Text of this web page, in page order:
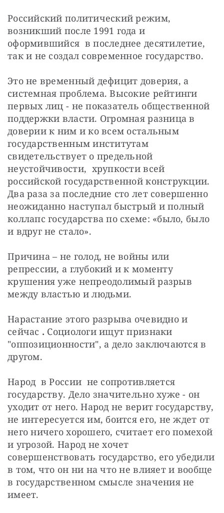
Российский политический режим,
возникший после 1991 года и
оформившийся  в последнее десятилетие,
так и не создал современное государство.
Это не временный дефицит доверия, а
системная проблема. Высокие рейтинги
первых лиц - не показатель общественной
поддержки власти. Огромная разница в
доверии к ним и ко всем остальным
государственным институтам
свидетельствует о предельной
неустойчивости,  хрупкости всей
российской государственной конструкции.
Два раза за последние сто лет совершенно
неожиданно наступал быстрый и полный
коллапс государства по схеме: «было, было
и вдруг не стало».
Причина – не голод, не войны или
репрессии, а глубокий и к моменту
крушения уже непреодолимый разрыв
между властью и людьми.
Нарастание этого разрыва очевидно и
сейчас . Социологи ищут признаки
"оппозиционности", а дело заключаются в
другом.
Народ  в России  не сопротивляется
государству. Дело значительно хуже - он
уходит от него. Народ не верит государству,
не интересуется им, боится его, не ждет от
него ничего хорошего, считает его помехой
и угрозой. Народ не хочет
совершенствовать государство, его убедили
в том, что он ни на что не влияет и вообще
в государственном смысле значения не
имеет.